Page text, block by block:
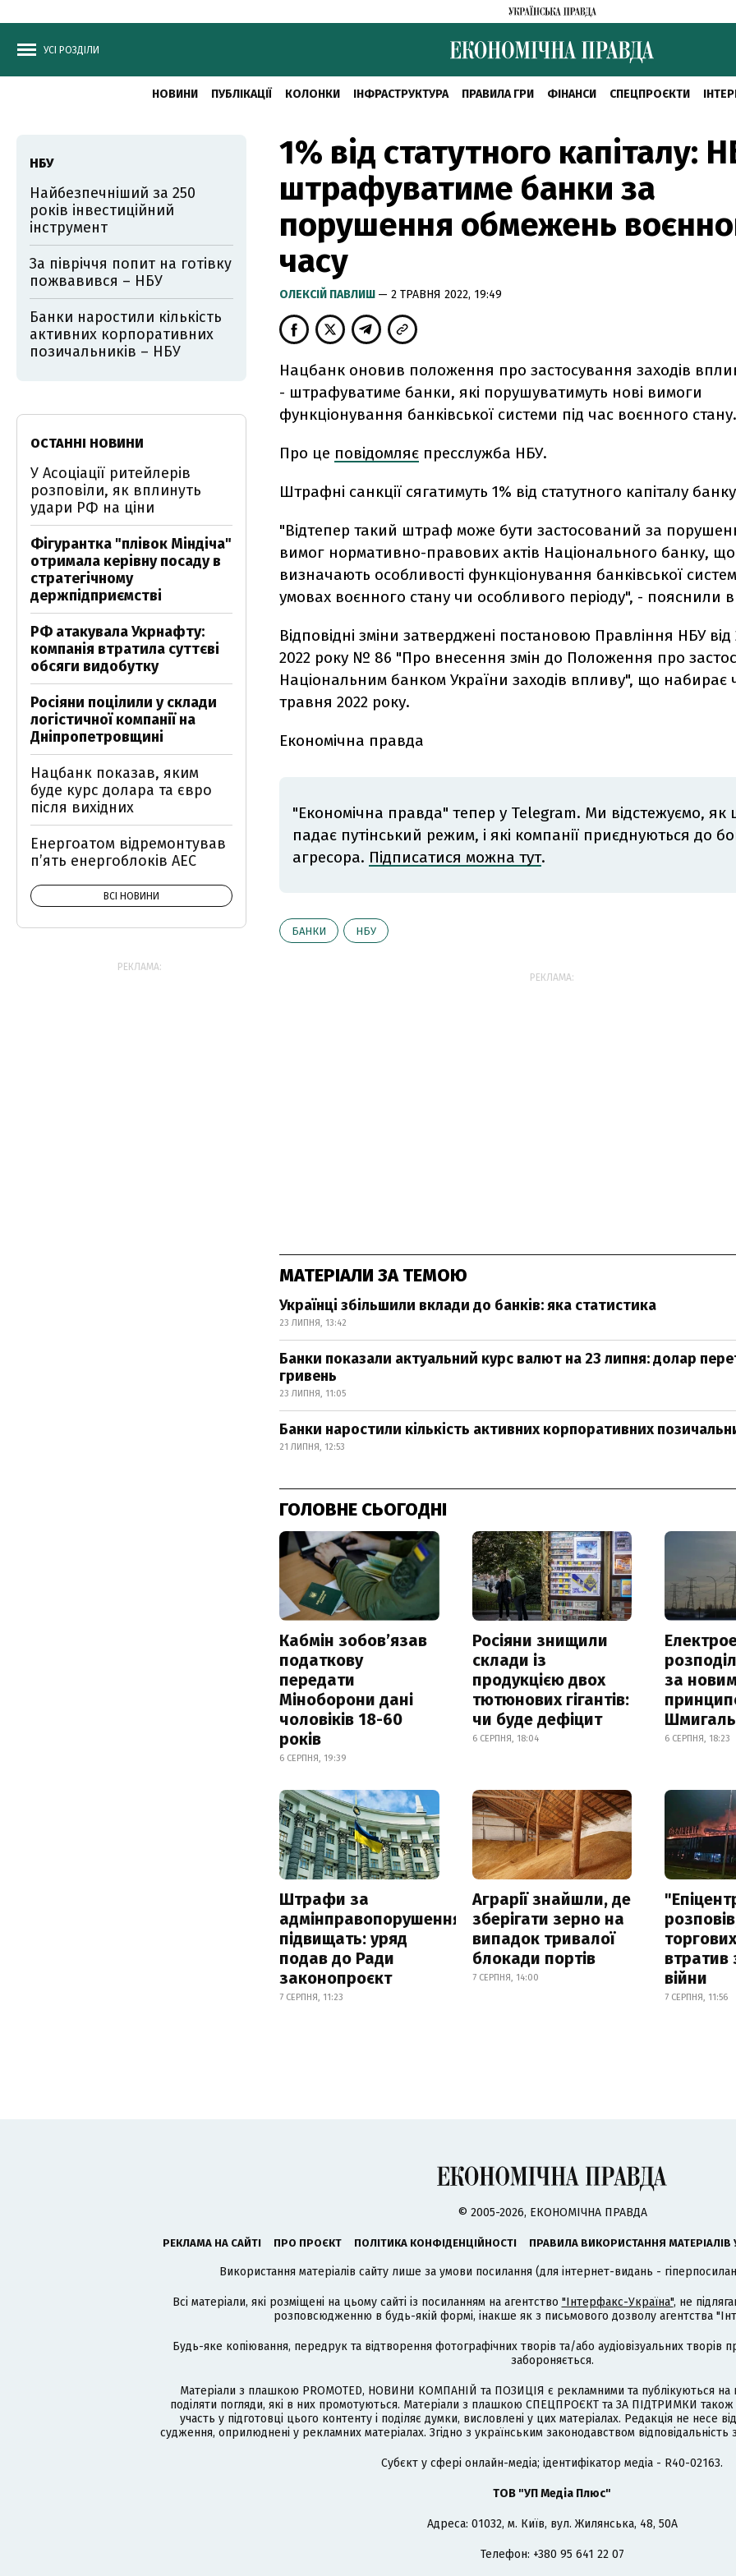
УСІ РОЗДІЛИ
НОВИНИ ПУБЛІКАЦІЇ КОЛОНКИ ІНФРАСТРУКТУРА ПРАВИЛА ГРИ ФІНАНСИ СПЕЦПРОЄКТИ
1% від статутного капіталу:
штрафуватиме банки за
порушення обмежень
часу
ОЛЕКСІЙ ПАВЛИШ — 2 ТРАВНЯ 2022, 19:49
Нацбанк оновив положення про застосування заходів
- штрафуватиме банки, які порушуватимуть нові вимоги
функціонування банківської системи під час воєнного стану.
Про це повідомляє пресслужба НБУ.
Штрафні санкції сягатимуть 1% від статутного капіталу
"Відтепер такий штраф може бути застосований за
вимог нормативно-правових актів Національного банку, що
визначають особливості функціонування банківської
умовах воєнного стану чи особливого періоду", - пояснили
Відповідні зміни затверджені постановою Правління НБУ від
2022 року № 86 "Про внесення змін до Положення про
Національним банком України заходів впливу", що набирає
травня 2022 року.
Економічна правда
"Економічна правда" тепер у Telegram. Ми відстежуємо, як
падає путінський режим, і які компанії приєднуються до
агресора. Підписатися можна тут.
БАНКИ НБУ
РЕКЛАМА:
МАТЕРІАЛИ ЗА ТЕМОЮ
Українці збільшили вклади до банків: яка статистика
23 ЛИПНЯ, 13:42
Банки показали актуальний курс валют на 23 липня: долар
гривень
23 ЛИПНЯ, 11:05
Банки наростили кількість активних корпоративних
21 ЛИПНЯ, 12:53
ГОЛОВНЕ СЬОГОДНІ
Кабмін зобовʼязав
податкову
передати
Міноборони дані
чоловіків 18-60
років
6 СЕРПНЯ, 19:39
Росіяни знищили
склади із
продукцією двох
тютюнових гігантів:
чи буде дефіцит
6 СЕРПНЯ, 18:04
за
Шмигаль
6 СЕРПНЯ, 18:23
Штрафи за
адмінправопорушення
підвищать: уряд
подав до Ради
законопроєкт
7 СЕРПНЯ, 11:23
Аграрії знайшли, де
зберігати зерно на
випадок тривалої
блокади портів
7 СЕРПНЯ, 14:00
втратив
війни
7 СЕРПНЯ, 11:56
НБУ
Найбезпечніший за 250
років інвестиційний
інструмент
За півріччя попит на готівку
пожвавився – НБУ
Банки наростили кількість
активних корпоративних
позичальників – НБУ
ОСТАННІ НОВИНИ
У Асоціації ритейлерів
розповіли, як вплинуть
удари РФ на ціни
Фігурантка "плівок Міндіча"
отримала керівну посаду в
стратегічному
держпідприємстві
РФ атакувала Укрнафту:
компанія втратила суттєві
обсяги видобутку
Росіяни поцілили у склади
логістичної компанії на
Дніпропетровщині
Нацбанк показав, яким
буде курс долара та євро
після вихідних
Енергоатом відремонтував
п’ять енергоблоків АЕС
ВСІ НОВИНИ
РЕКЛАМА:
© 2005-2026, ЕКОНОМІЧНА ПРАВДА
РЕКЛАМА НА САЙТІ ПРО ПРОЄКТ ПОЛІТИКА КОНФІДЕНЦІЙНОСТІ ПРАВИЛА ВИКОРИСТАННЯ МАТЕРІАЛІВ
Використання матеріалів сайту лише за умови посилання (для інтернет-видань -
Всі матеріали, які розміщені на цьому сайті із посиланням на агентство "Інтерфакс-Україна", не
розповсюдженню в будь-якій формі, інакше як з письмового дозволу агентства
Будь-яке копіювання, передрук та відтворення фотографічних творів та/або аудіовізуальних
забороняється.
Матеріали з плашкою PROMOTED, НОВИНИ КОМПАНІЙ та ПОЗИЦІЯ є рекламними та публікуються на
поділяти погляди, які в них промотуються. Матеріали з плашкою СПЕЦПРОЄКТ та ЗА ПІДТРИМКИ
участь у підготовці цього контенту і поділяє думки, висловлені у цих матеріалах. Редакція не несе
судження, оприлюднені у рекламних матеріалах. Згідно з українським законодавством
Cубєкт у сфері онлайн-медіа; ідентифікатор медіа - R40-02163.
ТОВ "УП Медіа Плюс"
Адреса: 01032, м. Київ, вул. Жилянська, 48, 50А
Телефон: +380 95 641 22 07